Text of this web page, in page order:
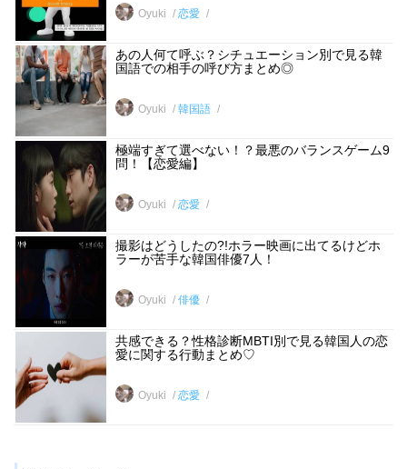
Oyuki 恋愛
あの人何て呼ぶ？シチュエーション別で見る韓
国語での相手の呼び方まとめ◎
Oyuki 韓国語
極端すぎて選べない！？最悪のバランスゲーム9
問！【恋愛編】
Oyuki 恋愛
撮影はどうしたの?!ホラー映画に出てるけどホ
ラーが苦手な韓国俳優7人！
Oyuki 俳優
共感できる？性格診断MBTI別で見る韓国人の恋
愛に関する行動まとめ♡
Oyuki 恋愛